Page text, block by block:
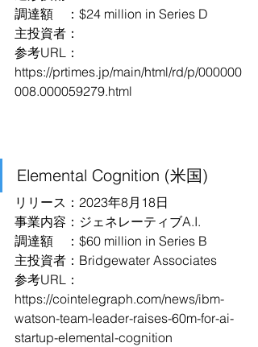
調達額　：$24 million in Series D
主投資者：
参考URL：
https://prtimes.jp/main/html/rd/p/000000
008.000059279.html
Elemental Cognition (米国)
リリース：2023年8月18日
事業内容：ジェネレーティブA.I.
調達額　：$60 million in Series B
主投資者：Bridgewater Associates
参考URL：
https://cointelegraph.com/news/ibm-
watson-team-leader-raises-60m-for-ai-
startup-elemental-cognition